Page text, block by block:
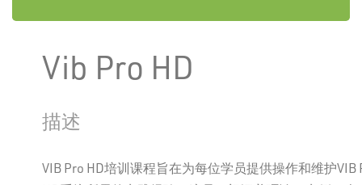
Vib Pro HD
描述
VIB Pro HD培训课程旨在为每位学员提供操作和维护VIB